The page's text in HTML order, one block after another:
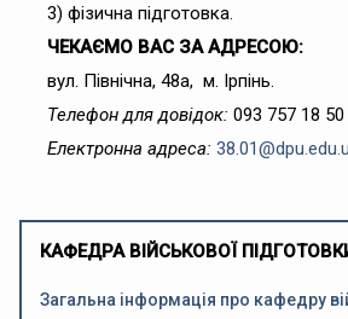
3) фізична підготовка.
ЧЕКАЄМО ВАС ЗА АДРЕСОЮ:
вул. Північна, 48а, м. Ірпінь.
Телефон для довідок: 093 757 18 50
Електронна адреса:
КАФЕДРА ВІЙСЬКОВОЇ
Загальна інформація про кафедру